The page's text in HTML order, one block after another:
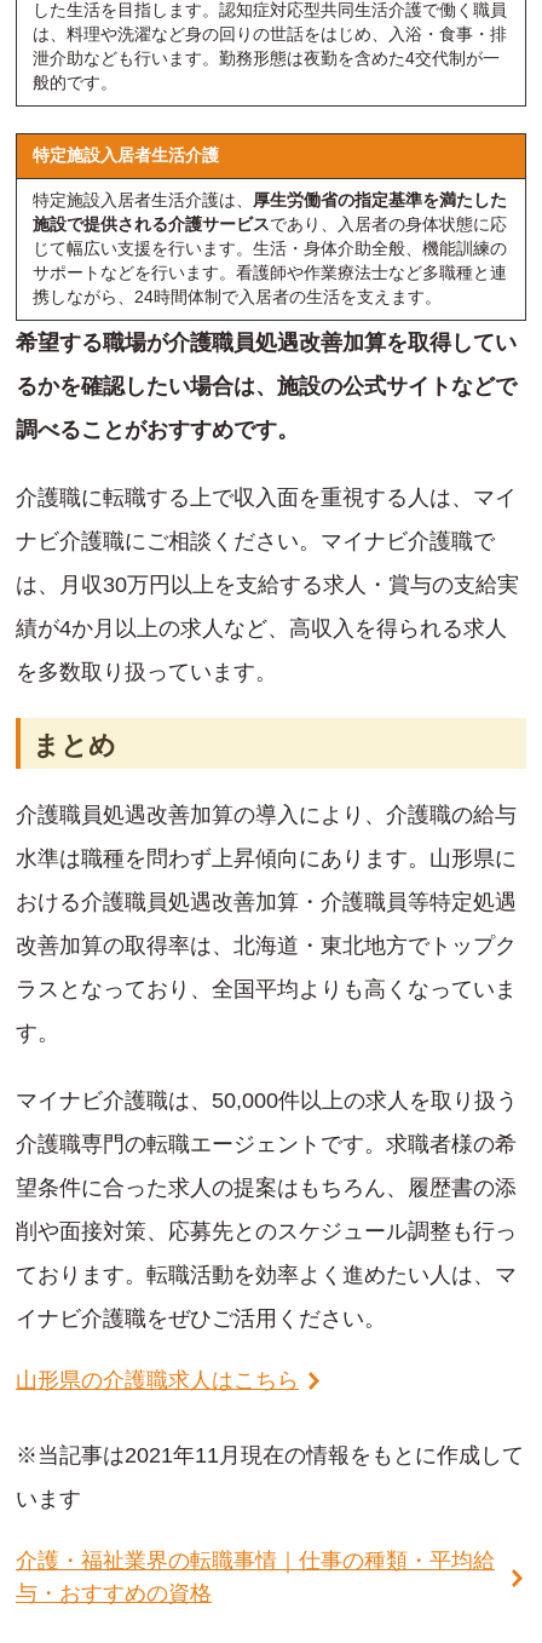
した生活を目指します。認知症対応型共同生活介護で働く職員
は、料理や洗濯など身の回りの世話をはじめ、入浴・食事・排
泄介助なども行います。勤務形態は夜勤を含めた4交代制が一
般的です。
特定施設入居者生活介護
特定施設入居者生活介護は、 厚生労働省の指定基準を満たした
施設で提供される介護サービスであり、入居者の身体状態に応
じて幅広い支援を行います。生活・身体介助全般、機能訓練の
サポートなどを行います。看護師や作業療法士など多職種と連
携しながら、24時間体制で入居者の生活を支えます。
希望する職場が介護職員処遇改善加算を取得してい
るかを確認したい場合は、施設の公式サイトなどで
調べることがおすすめです。
介護職に転職する上で収入面を重視する人は、マイ
ナビ介護職にご相談ください。マイナビ介護職で
は、月収30万円以上を支給する求人・賞与の支給実
績が4か月以上の求人など、高収入を得られる求人
を多数取り扱っています。
まとめ
介護職員処遇改善加算の導入により、介護職の給与
水準は職種を問わず上昇傾向にあります。山形県に
おける介護職員処遇改善加算・介護職員等特定処遇
改善加算の取得率は、北海道・東北地方でトップク
ラスとなっており、全国平均よりも高くなっていま
す。
マイナビ介護職は、50,000件以上の求人を取り扱う
介護職専門の転職エージェントです。求職者様の希
望条件に合った求人の提案はもちろん、履歴書の添
削や面接対策、応募先とのスケジュール調整も行っ
ております。転職活動を効率よく進めたい人は、マ
イナビ介護職をぜひご活用ください。
山形県の介護職求人はこちら
※当記事は2021年11月現在の情報をもとに作成して
います
介護・福祉業界の転職事情｜仕事の種類・平均給
与・おすすめの資格